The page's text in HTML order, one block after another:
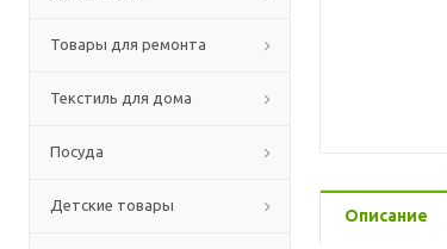
Товары для ремонта
Текстиль для дома
Посуда
Детские товары
Описание